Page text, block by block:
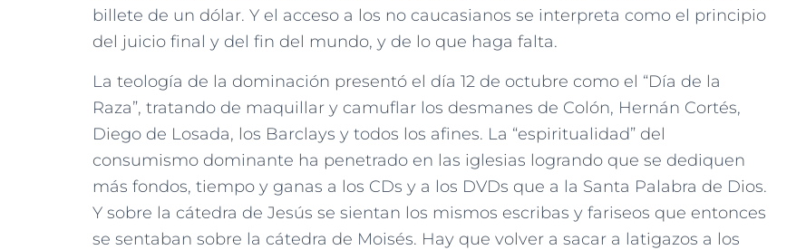
billete de un dólar. Y el acceso a los no caucasianos se interpreta como el principio
del juicio final y del fin del mundo, y de lo que haga falta.
La teología de la dominación presentó el día 12 de octubre como el “Día de la
Raza”, tratando de maquillar y camuflar los desmanes de Colón, Hernán Cortés,
Diego de Losada, los Barclays y todos los afines. La “espiritualidad” del
consumismo dominante ha penetrado en las iglesias logrando que se dediquen
más fondos, tiempo y ganas a los CDs y a los DVDs que a la Santa Palabra de Dios.
Y sobre la cátedra de Jesús se sientan los mismos escribas y fariseos que entonces
se sentaban sobre la cátedra de Moisés. Hay que volver a sacar a latigazos a los